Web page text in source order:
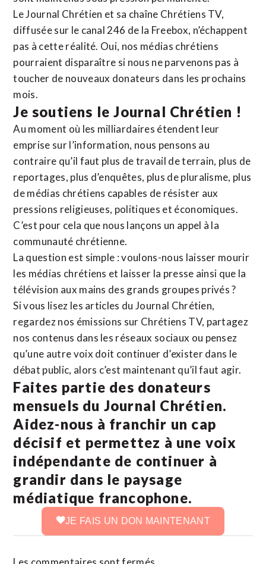
Le Journal Chrétien et sa chaîne Chrétiens TV,
diffusée sur le canal 246 de la Freebox, n’échappent
pas à cette réalité. Oui, nos médias chrétiens
pourraient disparaître si nous ne parvenons pas à
toucher de nouveaux donateurs dans les prochains
mois.
Je soutiens le Journal Chrétien !
Au moment où les milliardaires étendent leur
emprise sur l’information, nous pensons au
contraire qu’il faut plus de travail de terrain, plus de
reportages, plus d’enquêtes, plus de pluralisme, plus
de médias chrétiens capables de résister aux
pressions religieuses, politiques et économiques.
C’est pour cela que nous lançons un appel à la
communauté chrétienne.
La question est simple : voulons-nous laisser mourir
les médias chrétiens et laisser la presse ainsi que la
télévision aux mains des grands groupes privés ?
Si vous lisez les articles du Journal Chrétien,
regardez nos émissions sur Chrétiens TV, partagez
nos contenus dans les réseaux sociaux ou pensez
qu’une autre voix doit continuer d’exister dans le
débat public, alors c’est maintenant qu’il faut agir.
Faites partie des donateurs
mensuels du Journal Chrétien.
Aidez-nous à franchir un cap
décisif et permettez à une voix
indépendante de continuer à
grandir dans le paysage
médiatique francophone.
JE FAIS UN DON MAINTENANT